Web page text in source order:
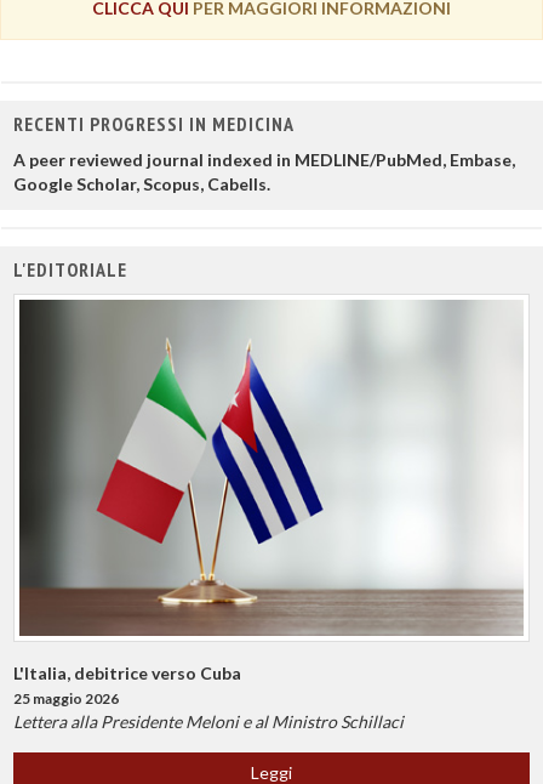
CLICCA QUI PER MAGGIORI INFORMAZIONI
RECENTI PROGRESSI IN MEDICINA
A peer reviewed journal indexed in MEDLINE/PubMed, Embase,
Google Scholar, Scopus, Cabells.
L'EDITORIALE
L'Italia, debitrice verso Cuba
25 maggio 2026
Lettera alla Presidente Meloni e al Ministro Schillaci
Leggi